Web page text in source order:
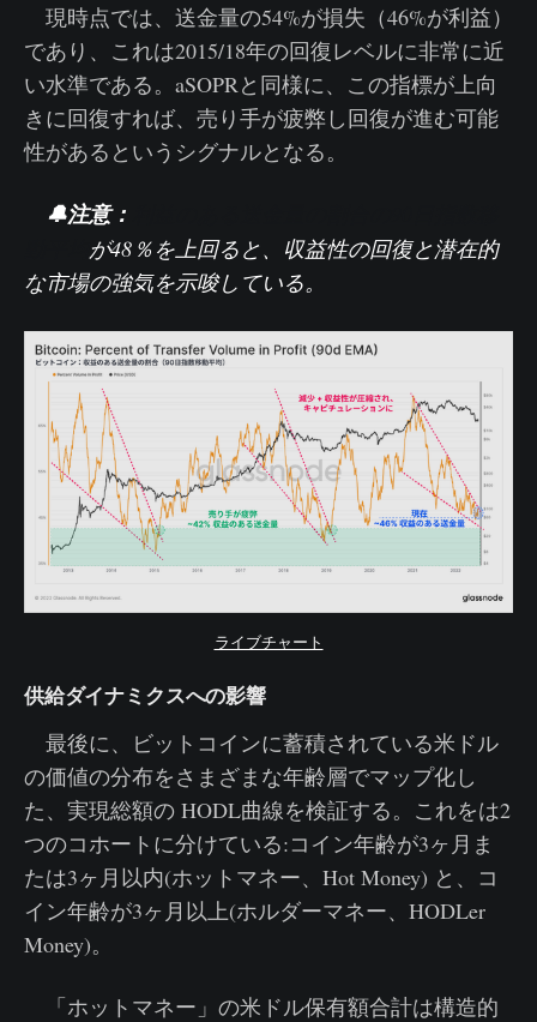
現時点では、送金量の54%が損失（46%が利益）
であり、これは2015/18年の回復レベルに非常に近
い水準である。aSOPRと同様に、この指標が上向
きに回復すれば、売り手が疲弊し回復が進む可能
性があるというシグナルとなる。
🔔注意：
が48％を上回ると、収益性の回復と潜在的
な市場の強気を示唆している。
ライブチャート
供給ダイナミクスへの影響
最後に、ビットコインに蓄積されている米ドル
の価値の分布をさまざまな年齢層でマップ化し
た、実現総額の HODL曲線を検証する。これをは2
つのコホートに分けている:コイン年齢が3ヶ月ま
たは3ヶ月以内(ホットマネー、Hot Money) と、コ
イン年齢が3ヶ月以上(ホルダーマネー、HODLer
Money)。
「ホットマネー」の米ドル保有額合計は構造的